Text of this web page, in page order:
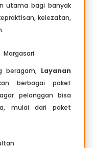
utama bagi banyak
kelezatan,
beragam, Layanan
berbagai paket
pelanggan bisa
mulai dari paket